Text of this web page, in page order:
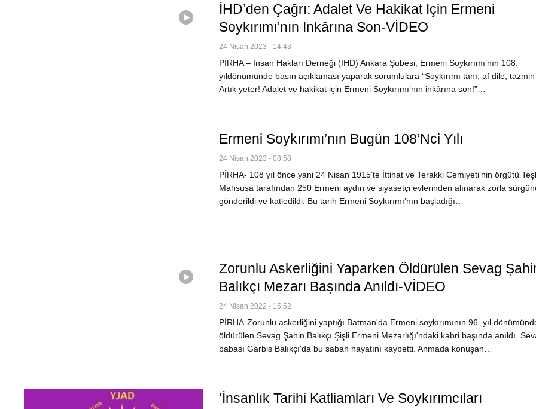
İHD’den Çağrı: Adalet Ve Hakikat Için Ermeni
Soykırımı’nın Inkârına Son-VİDEO
24 Nisan 2023 - 14:43
PİRHA – İnsan Hakları Derneği (İHD) Ankara Şubesi, Ermeni Soykırımı’nın 108.
yıldönümünde basın açıklaması yaparak sorumlulara “Soykırımı tanı, af dile,
Artık yeter! Adalet ve hakikat için Ermeni Soykırımı’nın inkârına son!”…
Ermeni Soykırımı’nın Bugün 108’nci Yılı
24 Nisan 2023 - 08:58
PİRHA- 108 yıl önce yani 24 Nisan 1915’te İttihat ve Terakki Cemiyeti’nin örgütü
Mahsusa tarafından 250 Ermeni aydın ve siyasetçi evlerinden alınarak zorla
gönderildi ve katledildi. Bu tarih Ermeni Soykırımı’nın başladığı…
Zorunlu Askerliğini Yaparken Öldürülen Sevag
Balıkçı Mezarı Başında Anıldı-VİDEO
24 Nisan 2022 - 15:52
PİRHA-Zorunlu askerliğini yaptığı Batman'da Ermeni soykırımının 96. yıl
öldürülen Sevag Şahin Balıkçı Şişli Ermeni Mezarlığı'ndaki kabri başında anıldı.
babası Garbis Balıkçı'da bu sabah hayatını kaybetti. Anmada konuşan…
‘İnsanlık Tarihi Katliamları Ve Soykırımcıları